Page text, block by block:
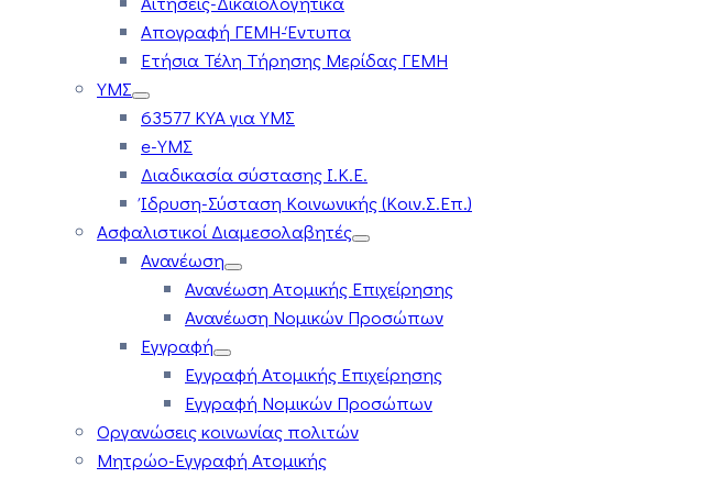
Απογραφή ΓΕΜΗ-Έντυπα
Ετήσια Τέλη Τήρησης Μερίδας ΓΕΜΗ
ΥΜΣ
63577 ΚΥΑ για ΥΜΣ
e-ΥΜΣ
Διαδικασία σύστασης Ι.Κ.Ε.
Ίδρυση-Σύσταση Κοινωνικής (Κοιν.Σ.Επ.)
Ασφαλιστικοί Διαμεσολαβητές
Ανανέωση
Ανανέωση Ατομικής Επιχείρησης
Ανανέωση Νομικών Προσώπων
Εγγραφή
Εγγραφή Ατομικής Επιχείρησης
Εγγραφή Νομικών Προσώπων
Οργανώσεις κοινωνίας πολιτών
Μητρώο-Εγγραφή Ατομικής